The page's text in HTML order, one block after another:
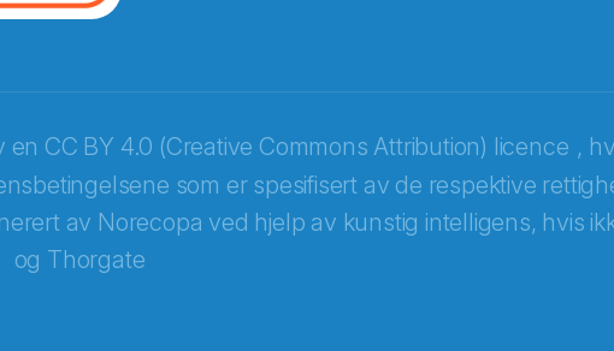
en CC BY 4.0 (Creative Commons Attribution) licence ,
som er spesifisert av de respektive
av Norecopa ved hjelp av kunstig intelligens, hvis
og Thorgate